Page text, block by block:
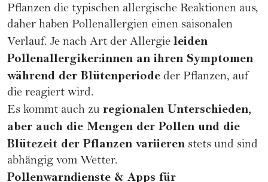
Pflanzen die typischen allergische Reaktionen aus,
daher haben Pollenallergien einen saisonalen
Verlauf. Je nach Art der Allergie leiden
Pollenallergiker:innen an ihren Symptomen
während der Blütenperiode der Pflanzen, auf
die reagiert wird.
Es kommt auch zu regionalen Unterschieden,
aber auch die Mengen der Pollen und die
Blütezeit der Pflanzen variieren stets und sind
abhängig vom Wetter.
Pollenwarndienste & Apps für